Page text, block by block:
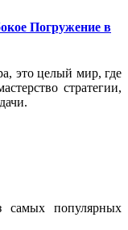
Погружение в
это целый мир, где
стратегии,
популярных